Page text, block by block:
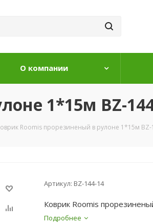
О компании
1*15м BZ-
Roomis прорезиненый в рулоне 1*15м BZ-
Артикул: BZ-144-14
Коврик Roomis
Подробнее